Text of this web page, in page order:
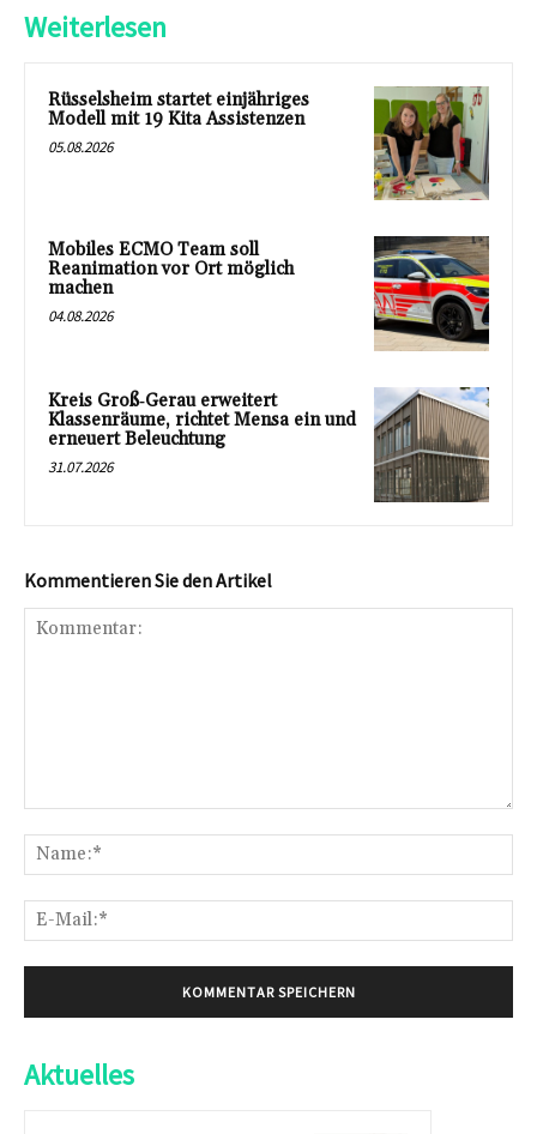
Weiterlesen
Rüsselsheim startet einjähriges
Modell mit 19 Kita Assistenzen
05.08.2026
Mobiles ECMO Team soll
Reanimation vor Ort möglich
machen
04.08.2026
Kreis Groß‑Gerau erweitert
Klassenräume, richtet Mensa ein und
erneuert Beleuchtung
31.07.2026
Kommentieren Sie den Artikel
Aktuelles